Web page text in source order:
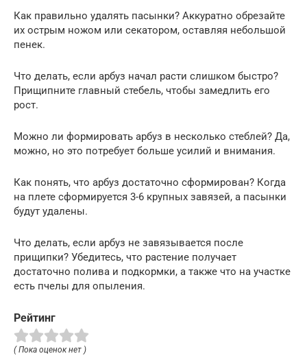
Как правильно удалять пасынки? Аккуратно обрезайте
их острым ножом или секатором, оставляя небольшой
пенек.
Что делать, если арбуз начал расти слишком быстро?
Прищипните главный стебель, чтобы замедлить его
рост.
Можно ли формировать арбуз в несколько стеблей? Да,
можно, но это потребует больше усилий и внимания.
Как понять, что арбуз достаточно сформирован? Когда
на плете сформируется 3-6 крупных завязей, а пасынки
будут удалены.
Что делать, если арбуз не завязывается после
прищипки? Убедитесь, что растение получает
достаточно полива и подкормки, а также что на участке
есть пчелы для опыления.
Рейтинг
( Пока оценок нет )